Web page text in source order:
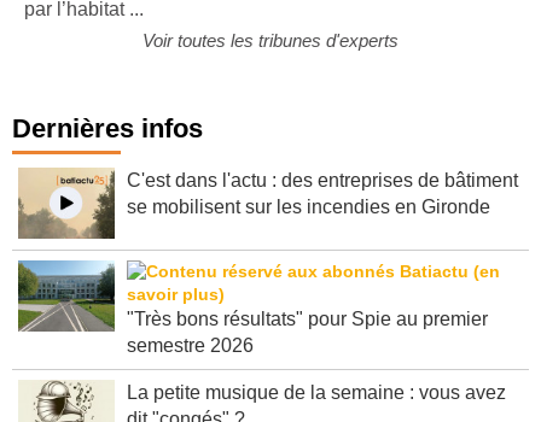
Dernières infos
C'est dans l'actu : des entreprises de bâtiment
"Très bons résultats" pour Spie au premier
La petite musique de la semaine : vous avez